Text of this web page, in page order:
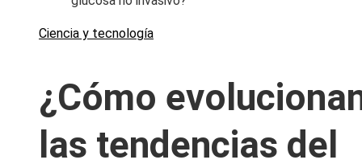
Ciencia y tecnología
¿Cómo
las tendencias del